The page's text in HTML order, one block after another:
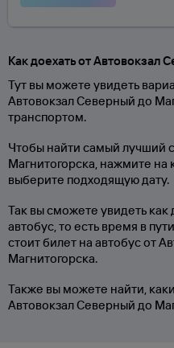
Как доехать от Автовокзал
Тут вы можете увидеть
Автовокзал Северный до
транспортом.
Чтобы найти самый лучший
Магнитогорска, нажмите на
выберите подходящую дату.
Так вы сможете увидеть
автобус, то есть время в
стоит билет на автобус от
Магнитогорска.
Также вы можете найти,
Автовокзал Северный до